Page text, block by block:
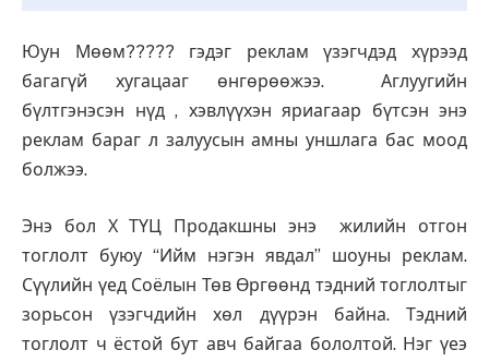
Юун Мөөм????? гэдэг реклам үзэгчдэд хүрээд
багагүй хугацааг өнгөрөөжээ. Аглуугийн
бүлтгэнэсэн нүд , хэвлүүхэн яриагаар бүтсэн энэ
реклам бараг л залуусын амны уншлага бас моод
болжээ.
Энэ бол Х ТҮЦ Продакшны энэ жилийн отгон
тоглолт буюу “Ийм нэгэн явдал” шоуны реклам.
Сүүлийн үед Соёлын Төв Өргөөнд тэдний тоглолтыг
зорьсон үзэгчдийн хөл дүүрэн байна. Тэдний
тоглолт ч ёстой бут авч байгаа бололтой. Нэг үеэ